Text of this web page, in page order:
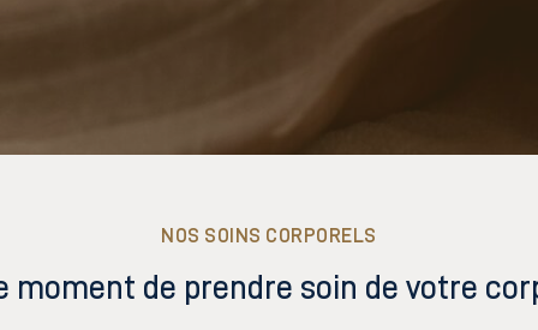
NOS SOINS CORPORELS
moment de prendre soin de votre